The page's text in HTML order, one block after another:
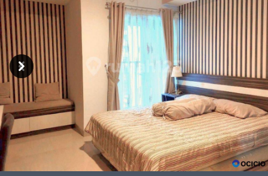
Previous
Next